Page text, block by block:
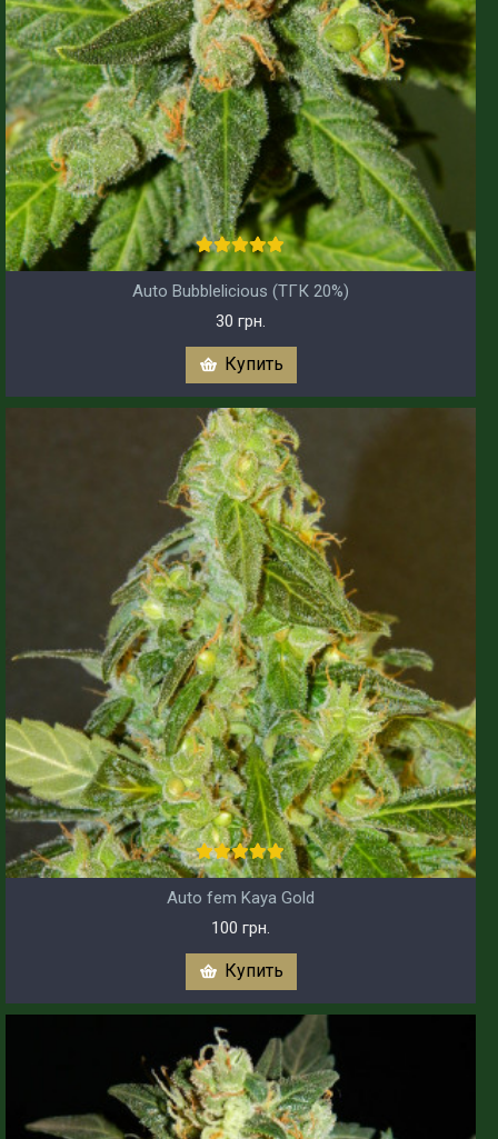
Auto Bubblelicious (ТГК 20%)
30 грн.
Купить
Auto fem Kaya Gold
100 грн.
Купить